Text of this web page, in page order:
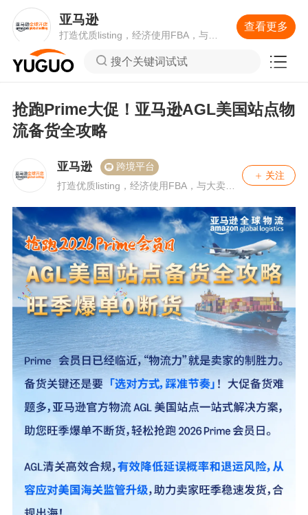
搜个关键词试试
抢跑Prime大促！亚马逊AGL美国站点物
流备货全攻略
亚马逊
跨境平台
打造优质listing，经济使用FBA，与大卖互
关注
亚马逊
打造优质listing，经济使用FBA，与大
卖互动畅聊如何提升单量。
查看更多